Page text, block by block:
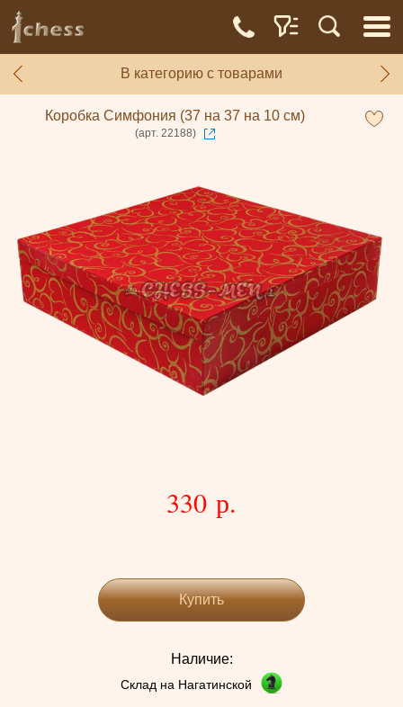
В категорию с товарами
Коробка Симфония (37 на 37 на 10 см)
(арт. 22188)
330 р.
Купить
Наличие:
Склад на Нагатинской